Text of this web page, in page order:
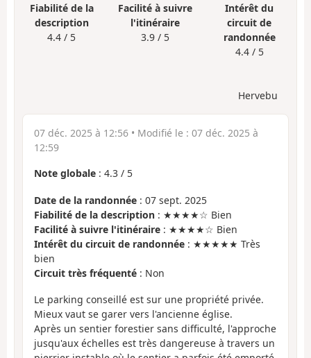
Fiabilité de la
description
4.4 / 5
Facilité à suivre
l'itinéraire
3.9 / 5
Intérêt du
circuit de
randonnée
4.4 / 5
Hervebu
07 déc. 2025 à 12:56 • Modifié le : 07 déc. 2025 à
12:59
Note globale : 4.3 / 5
Date de la randonnée : 07 sept. 2025
Fiabilité de la description : ★★★★☆ Bien
Facilité à suivre l'itinéraire : ★★★★☆ Bien
Intérêt du circuit de randonnée : ★★★★★ Très
bien
Circuit très fréquenté : Non
Le parking conseillé est sur une propriété privée.
Mieux vaut se garer vers l'ancienne église.
Après un sentier forestier sans difficulté, l'approche
jusqu'aux échelles est très dangereuse à travers un